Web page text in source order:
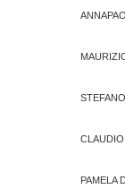
PAMELA